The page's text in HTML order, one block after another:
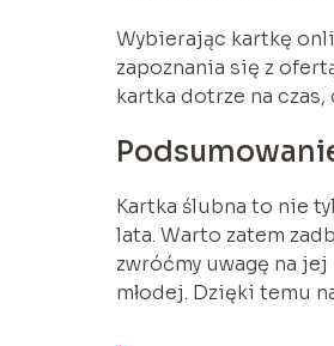
Wybierając kartkę
zapoznania się z
kartka dotrze na
Kartka ślubna to nie
lata. Warto zatem
zwróćmy uwagę na
młodej. Dzięki temu